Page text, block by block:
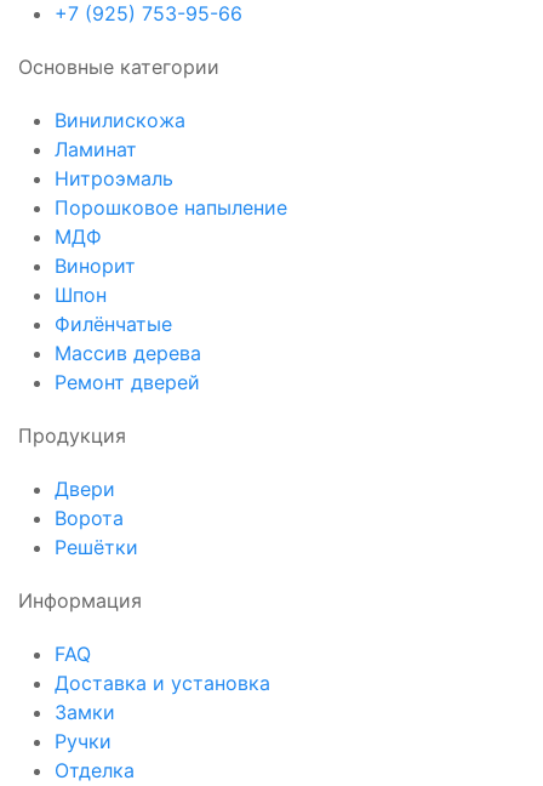
+7 (925) 753-95-66
Основные категории
Винилискожа
Ламинат
Нитроэмаль
Порошковое напыление
МДФ
Винорит
Шпон
Филёнчатые
Массив дерева
Ремонт дверей
Продукция
Двери
Ворота
Решётки
Информация
FAQ
Доставка и установка
Замки
Ручки
Отделка